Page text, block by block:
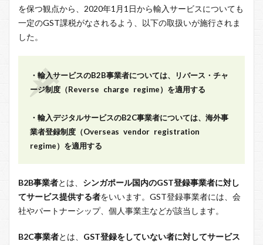
を保つ観点から、2020年1月1日から輸入サービスについても
一定のGST課税がなされるよう、以下の取扱いが施行されま
した。
・輸入サービスのB2B事業者については、リバース・チャ
ージ制度（Reverse charge regime）を適用する
・輸入デジタルサービスのB2C事業者については、海外事
業者登録制度（Overseas vendor registration
regime）を適用する
B2B事業者とは、 シンガポール国内のGST登録事業者に対し
てサービス提供する者をいいます。GST登録事業者には、会
社やパートナーシップ、個人事業主などが該当します。
B2C事業者とは、 GST登録をしていない者に対してサービス